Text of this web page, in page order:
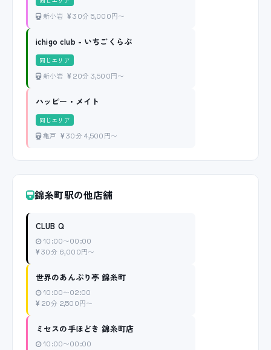
新小岩 30分 5,000円〜
ichigo club - いちごくらぶ
同じエリア
新小岩 20分 3,500円〜
ハッピー・メイト
同じエリア
亀戸 30分 4,500円〜
錦糸町駅の他店舗
CLUB Q
10:00〜00:00
30分 6,000円〜
世界のあんぷり亭 錦糸町
10:00〜02:00
20分 2,500円〜
ミセスの手ほどき 錦糸町店
10:00〜00:00